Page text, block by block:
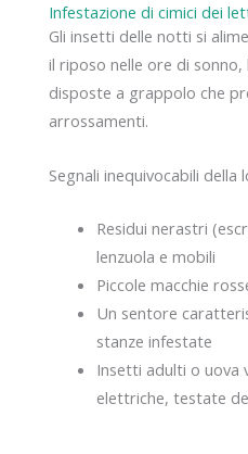
Infestazione di cimici dei
Gli insetti delle notti si
il riposo nelle ore di
disposte a grappolo che
arrossamenti.
Segnali inequivocabili della
Residui nerastri
lenzuola e mobili
Piccole macchie
Un sentore
stanze infestate
Insetti adulti o uova
elettriche, testate